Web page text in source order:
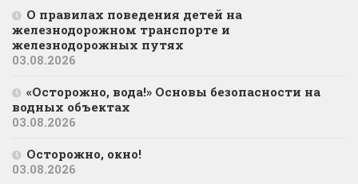
О правилах поведения детей на
железнодорожном транспорте и
железнодорожных путях
03.08.2026
«Осторожно, вода!» Основы безопасности на
водных объектах
03.08.2026
Осторожно, окно!
03.08.2026